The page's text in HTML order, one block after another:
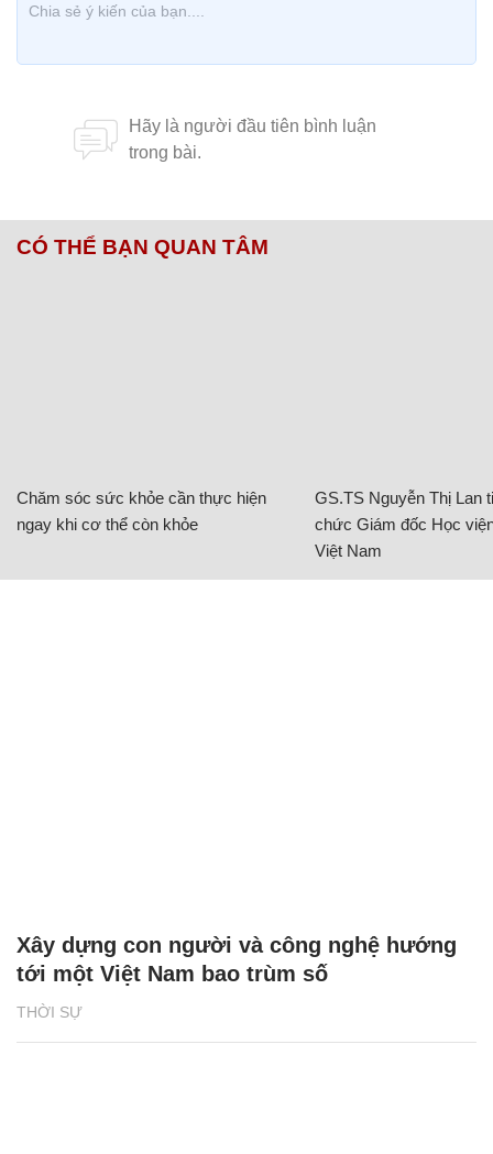
CÓ THỂ BẠN QUAN TÂM
Chăm sóc sức khỏe cần thực hiện
ngay khi cơ thể còn khỏe
GS.TS Nguyễn Thị Lan
chức Giám đốc Học
Việt Nam
THỜI SỰ
Xây dựng con người và công nghệ hướng
tới một Việt Nam bao trùm số